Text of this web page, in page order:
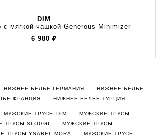
DIM
с мягкой чашкой Generous Minimizer
6 980 ₽
НИЖНЕЕ БЕЛЬЕ ГЕРМАНИЯ
НИЖНЕЕ БЕЛЬЕ
ФРАНЦИЯ НИЖНЕЕ БЕЛЬЕ ТУРЦИЯ
МУЖСКИЕ ТРУСЫ DIM
МУЖСКИЕ ТРУСЫ
ТРУСЫ SLOGGI
МУЖСКИЕ ТРУСЫ
ТРУСЫ YSABEL MORA
МУЖСКИЕ ТРУСЫ